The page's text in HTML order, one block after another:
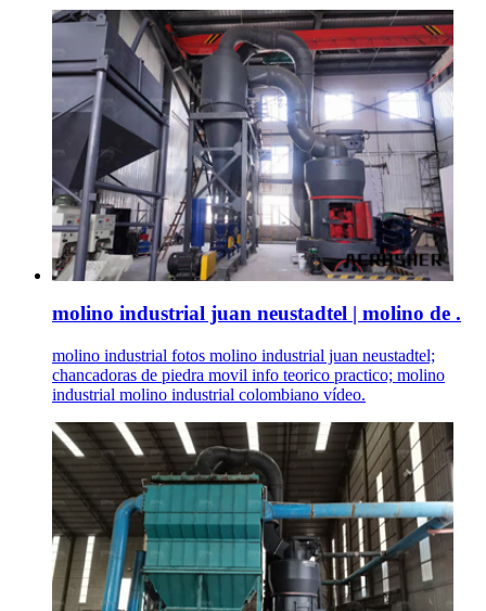
molino industrial juan neustadtel | molino de .
molino industrial fotos molino industrial juan neustadtel;
chancadoras de piedra movil info teorico practico; molino
industrial molino industrial colombiano vídeo.